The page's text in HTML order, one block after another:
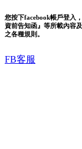
您按下facebook帳戶登入
資前告知函』等所載內容
之各種規則。
FB客服